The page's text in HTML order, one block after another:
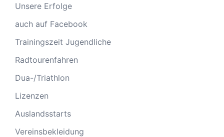
Unsere Erfolge
auch auf Facebook
Trainingszeit Jugendliche
Radtourenfahren
Dua-/Triathlon
Lizenzen
Auslandsstarts
Vereinsbekleidung